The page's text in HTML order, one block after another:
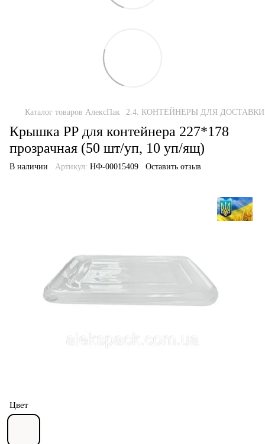
Каталог товаров АлексПак 2.4. КОНТЕЙНЕРЫ ДЛЯ
Крышка РР для контейнера 227*178
прозрачная (50 шт/уп, 10 уп/ящ)
В наличии Артикул: НФ-00015409 Оставить отзыв
Цвет